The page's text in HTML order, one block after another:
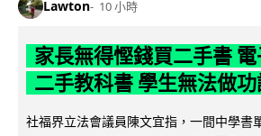
Lawton 10 小時
家長無得慳錢買二手書
二手教科書 學生無法做功
社福界立法會議員陳文宜指，一間中學書